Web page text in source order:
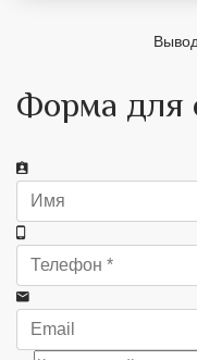
Форма для